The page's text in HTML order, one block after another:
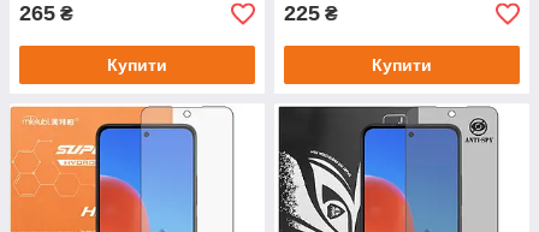
265 ₴
Купити
225 ₴
Купити